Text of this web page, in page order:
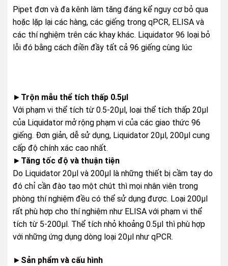
Pipet đơn và đa kênh làm tăng đáng kể nguy cơ bỏ qua
hoặc lặp lại các hàng, các giếng trong qPCR, ELISA và
các thí nghiệm trên các khay khác. Liquidator 96 loại bỏ
lỗi đó bằng cách điền đầy tất cả 96 giếng cùng lúc
► Trộn mẫu thể tích thấp 0.5µ
Với phạm vi thể tích từ 0.5-20µl, loại thể tích thấp 20µl
của Liquidator mở rộng phạm vi của các giao thức 96
giếng. Đơn giản, dễ sử dụng, Liquidator 20µl, 200µl cung
cấp độ chính xác cao nhất.
► Tăng tốc độ và thuận tiện
Do Liquidator 20µl và 200µl là những thiết bị cầm tay do
đó chỉ cần đào tạo một chút thì mọi nhân viên trong
phòng thí nghiệm đều có thể sử dụng được. Loại 200µl
rất phù hợp cho thí nghiệm như ELISA với phạm vi thể
tích từ 5-200µl. Thể tích nhỏ khoảng 0.5µl thì phù hợp
với những ứng dụng dòng loại 20µl như qPCR.
► Sản phẩm và cấu hình